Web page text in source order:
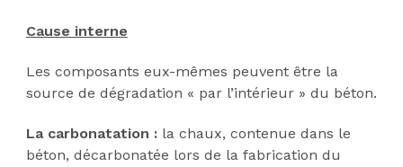
Cause interne
Les composants eux-mêmes peuvent être la
source de dégradation « par l’intérieur » du béton.
La carbonatation : la chaux, contenue dans le
béton, décarbonatée lors de la fabrication du